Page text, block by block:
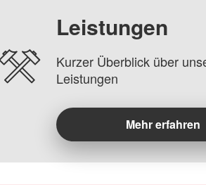
Leistungen
Kurzer Überblick über
Leistungen
Mehr erfahren